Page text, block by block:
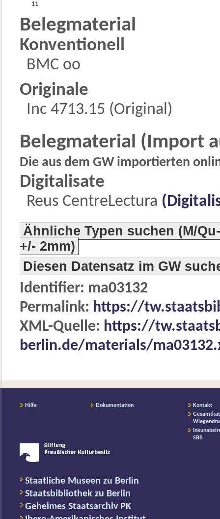
11
Belegmaterial
Konventionell
BMC oo
Originale
Inc 4713.15 (Original)
Belegmaterial (Import
Die aus dem GW importierten
Digitalisate
Reus CentreLectura
Ähnliche Typen suchen (M/
+/- 2mm)
Diesen Datensatz im GW
Identifier: ma03132
Permalink: https://
XML-Quelle: https://
berlin.de/materials/
Hilfe Dokumentation
Kontakt
SBB
Staatliche Museen zu Berlin
Staatsbibliothek zu Berlin
Geheimes Staatsarchiv PK